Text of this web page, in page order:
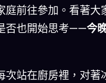
庭前往參加。看著大
否也開始思考——今
次站在廚房裡，对著